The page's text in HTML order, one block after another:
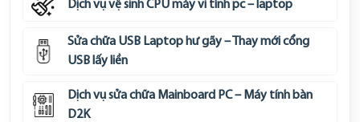
Dịch vụ vệ sinh CPU máy vi tính pc – laptop
Sửa chữa USB Laptop hư gãy – Thay mới cổng
USB lấy liền
Dịch vụ sửa chữa Mainboard PC – Máy tính bàn
D2K